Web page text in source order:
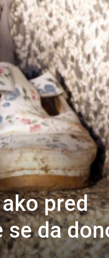
pred
se da